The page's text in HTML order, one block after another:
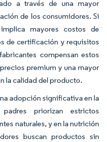
a través de una mayor
de los consumidores. Si
mayores costos de
de certificación y requisitos
compensan estos
premium y una mayor
la calidad del producto.
adopción significativa en la
priorizan estrictos
naturales, y en la nutrición
buscan productos sin